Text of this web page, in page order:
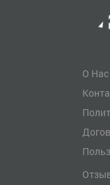
О Нас